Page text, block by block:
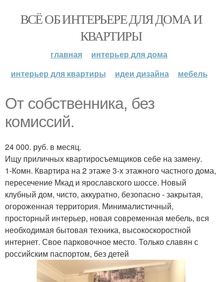
ВСЁ ОБ ИНТЕРЬЕРЕ ДЛЯ ДОМА И
КВАРТИРЫ
главная
интерьер для дома
интерьер для квартиры
идеи дизайна мебель
От собственника, без
комиссий.
24 000. руб. в месяц.
Ищу приличных квартиросъемщиков себе на замену.
1-Комн. Квартира на 2 этаже 3-х этажного частного дома,
пересечение Мкад и ярославского шоссе. Новый
клубный дом, чисто, аккуратно, безопасно - закрытая,
огороженная территория. Минималистичный,
просторный интерьер, новая современная мебель, вся
необходимая бытовая техника, высокоскоростной
интернет. Свое парковочное место. Только славян с
российским паспортом, без детей